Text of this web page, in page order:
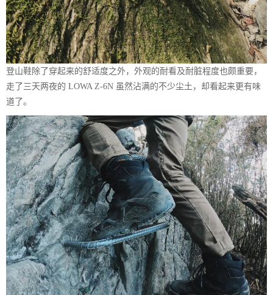
登山鞋除了穿起来的舒适度之外，外观的耐看及耐脏程度也颇重要，
走了三天两夜的 LOWA Z-6N 虽然沾满的不少尘土，却看起来更有味
道了。